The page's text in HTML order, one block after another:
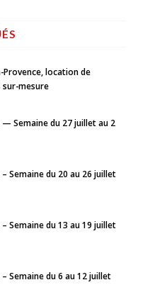
Provence, location de
mesure
Semaine du 27 juillet au 2
Semaine du 20 au 26 juillet
Semaine du 13 au 19 juillet
Semaine du 6 au 12 juillet